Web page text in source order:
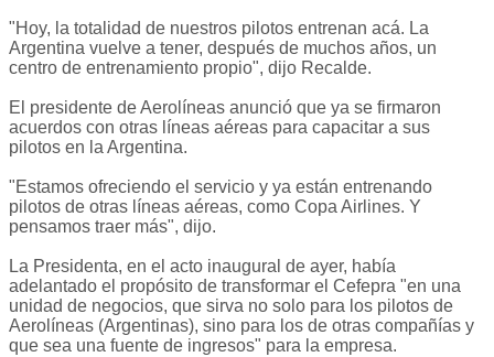
"Hoy, la totalidad de nuestros pilotos entrenan acá. La
Argentina vuelve a tener, después de muchos años, un
centro de entrenamiento propio", dijo Recalde.
El presidente de Aerolíneas anunció que ya se firmaron
acuerdos con otras líneas aéreas para capacitar a sus
pilotos en la Argentina.
"Estamos ofreciendo el servicio y ya están entrenando
pilotos de otras líneas aéreas, como Copa Airlines. Y
pensamos traer más", dijo.
La Presidenta, en el acto inaugural de ayer, había
adelantado el propósito de transformar el Cefepra "en una
unidad de negocios, que sirva no solo para los pilotos de
Aerolíneas (Argentinas), sino para los de otras compañías y
que sea una fuente de ingresos" para la empresa.